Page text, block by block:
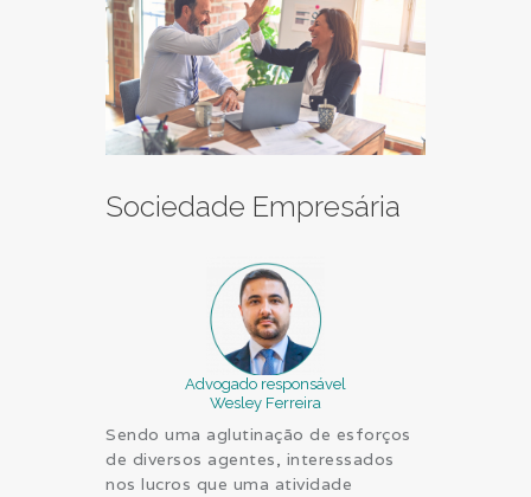
Sociedade Empresária
Advogado responsável
Wesley Ferreira
Sendo uma aglutinação de esforços
de diversos agentes, interessados
nos lucros que uma atividade